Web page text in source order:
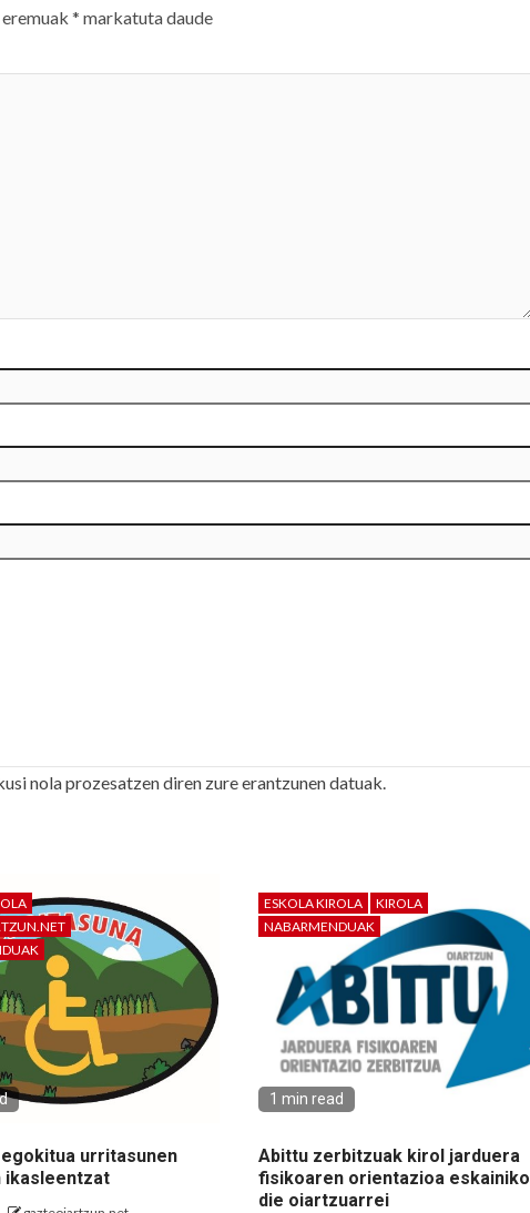
* markatuta daude
nola prozesatzen diren zure erantzunen datuak.
egokitua urritasunen
ikasleentzat
ESKOLA KIROLA
KIROLA
NABARMENDUAK
1 min read
Abittu zerbitzuak kirol jarduera
fisikoaren orientazioa eskainiko
die oiartzuarrei